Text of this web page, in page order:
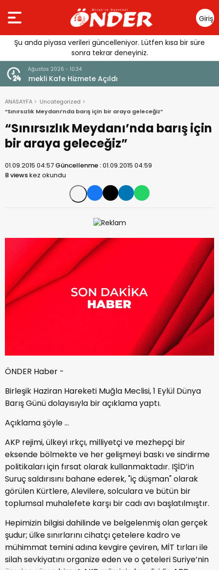
Giriş
Yap
Şu anda piyasa verileri güncelleniyor. Lütfen kısa bir süre
sonra tekrar deneyiniz.
9 Ağustos 2026 - 10:06
Hasarlı Köprüler İçin Harekete Geçildi: 4 İLÇEDE
ACELE KAMULAŞTIRMA
ANASAYFA
Uncategorized
“Sınırsızlık Meydanı’nda barış için bir araya geleceğiz”
“Sınırsızlık Meydanı’nda barış için
bir araya geleceğiz”
01.09.2015 04:57 Güncellenme :01.09.2015 04:59
8 viewskez okundu
ÖNDER Haber -
Birleşik Haziran Hareketi Muğla Meclisi, 1 Eylül Dünya
Barış Günü dolayısıyla bir açıklama yaptı.
Açıklama şöyle ...
AKP rejimi, ülkeyi ırkçı, milliyetçi ve mezhepçi bir
eksende bölmekte ve her gelişmeyi baskı ve sindirme
politikaları için fırsat olarak kullanmaktadır. IŞİD’in
Suruç saldırısını bahane ederek, "iç düşman" olarak
görülen Kürtlere, Alevilere, solculara ve bütün bir
toplumsal muhalefete karşı bir cadı avı başlatılmıştır.
Hepimizin bilgisi dahilinde ve belgelenmiş olan gerçek
şudur; ülke sınırlarını cihatçı çetelere kadro ve
mühimmat temini adına kevgire çeviren, MİT tırları ile
silah sevkiyatını organize eden ve o çeteleri Suriye’nin